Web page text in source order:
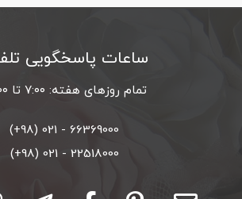
ساعات پاسخگویی
تمام روزهای هفته: ۷:۰۰ تا ۲۰:۰۰
66369000 - 021 (98+)
22518000 - 021 (98+)